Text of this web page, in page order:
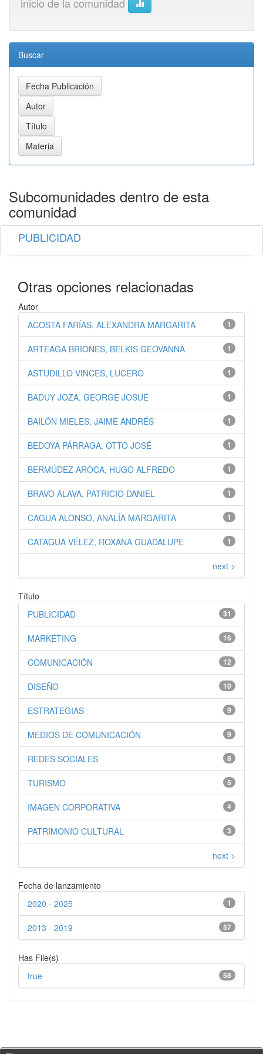
Buscar
Subcomunidades dentro de esta
comunidad
PUBLICIDAD
Otras opciones relacionadas
Autor
1
ACOSTA FARÍAS, ALEXANDRA MARGARITA
1
ARTEAGA BRIONES, BELKIS GEOVANNA
1
ASTUDILLO VINCES, LUCERO
1
BADUY JOZA, GEORGE JOSUE
1
BAILÓN MIELES, JAIME ANDRÉS
1
BEDOYA PÁRRAGA, OTTO JOSÉ
1
BERMÚDEZ AROCA, HUGO ALFREDO
1
BRAVO ÁLAVA, PATRICIO DANIEL
1
CAGUA ALONSO, ANALÍA MARGARITA
1
CATAGUA VÉLEZ, ROXANA GUADALUPE
next >
Título
31
PUBLICIDAD
16
MARKETING
12
COMUNICACIÓN
10
DISEÑO
9
ESTRATEGIAS
9
MEDIOS DE COMUNICACIÓN
8
REDES SOCIALES
5
TURISMO
4
IMAGEN CORPORATIVA
3
PATRIMONIO CULTURAL
next >
Fecha de lanzamiento
1
2020 - 2025
57
2013 - 2019
Has File(s)
58
true